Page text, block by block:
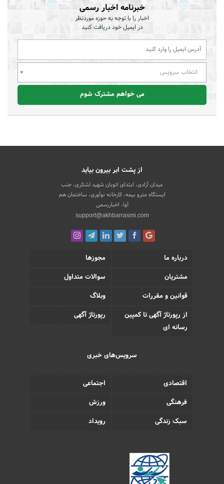
خبرنامه اخبار رسمی
اخبار را با توجه به حوزه موردنظر
در ایمیل خود دریافت کنید
انتخاب سرویس
می خواهم مشترک شوم
از پشت ابر بیرون بیاید
میدان آزادی، ابتدای اتوبان شهید لشکری، جنب
ایستگاه مترو بیمه، کارخانه نوآوری، ساختمان هم
آوا، اخباررسمی
support@akhbarrasmi.com
درباره ما
مجوزها
مشتریان
سوالات متداول
قوانین و مقررات
وبلاگ
از رپورتاژ آگهی تا کمپین
رسانه ای
رپورتاژ آگهی
سرویس‌های خبری
اقتصادی
اجتماعی
فرهنگی
ورزش
سبک زندگی
رویداد